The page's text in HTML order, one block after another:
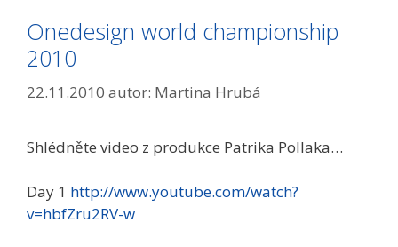
Onedesign world championship
2010
22.11.2010 autor: Martina Hrubá
Shlédněte video z produkce Patrika Pollaka…
Day 1 http://www.youtube.com/watch?
v=hbfZru2RV-w